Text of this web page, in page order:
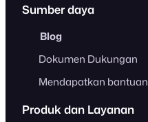
Sumber daya
Blog
Dokumen Dukungan
Mendapatkan bantuan
Produk dan Layanan